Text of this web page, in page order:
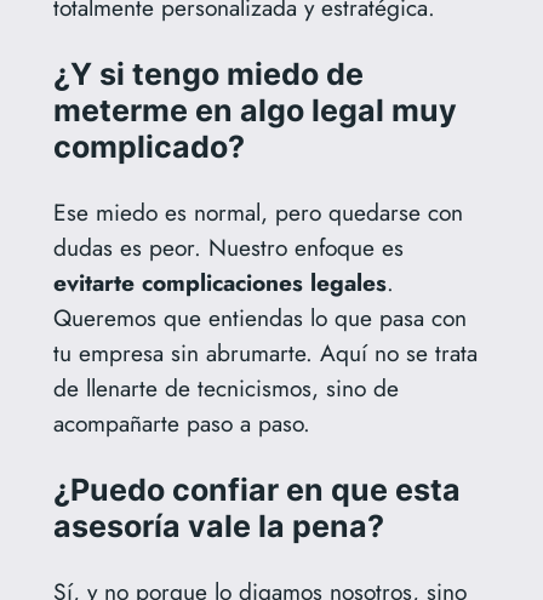
totalmente personalizada y estratégica.
¿Y si tengo miedo de
meterme en algo legal muy
complicado?
Ese miedo es normal, pero quedarse con
dudas es peor. Nuestro enfoque es
evitarte complicaciones legales.
Queremos que entiendas lo que pasa con
tu empresa sin abrumarte. Aquí no se trata
de llenarte de tecnicismos, sino de
acompañarte paso a paso.
¿Puedo confiar en que esta
asesoría vale la pena?
Sí, y no porque lo digamos nosotros, sino